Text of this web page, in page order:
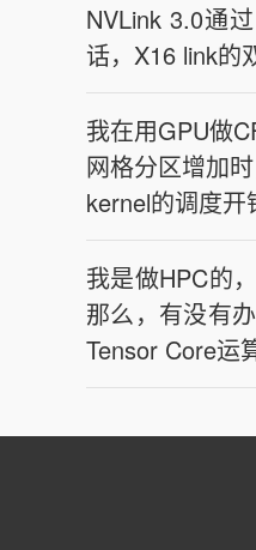
NVLink 3.0通
话，X16 link的
我在用GPU做
网格分区增加
kernel的调度开
我是做HPC的
那么，有没有
Tensor Core运